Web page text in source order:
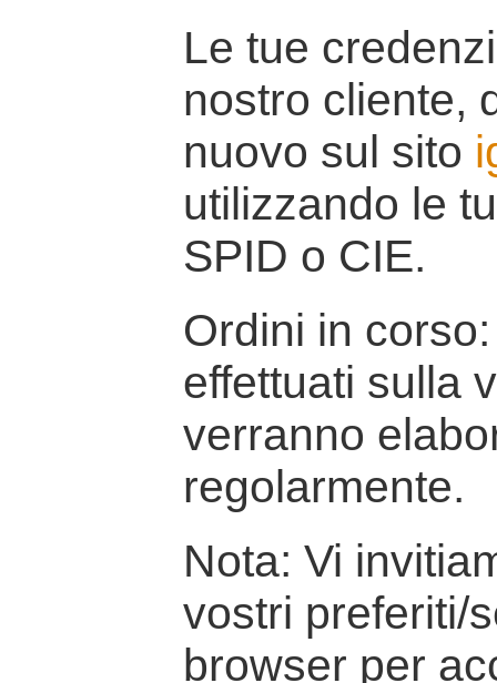
Le tue
nostro cliente,
nuovo sul sito
utilizzando le
SPID o CIE.
Ordini in
effettuati sulla
verranno
regolarmente.
Nota: Vi
vostri preferiti/
browser per